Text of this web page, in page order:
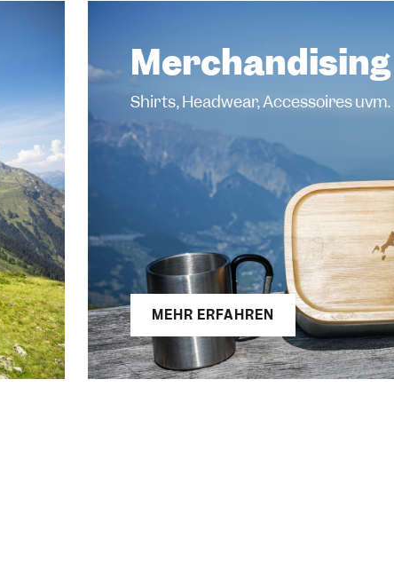
Merchandising
Shirts, Headwear, Accessoires uvm.
MEHR ERFAHREN